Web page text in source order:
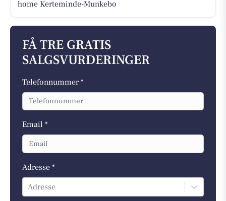
home Kerteminde-Munkebo
FÅ TRE GRATIS
SALGSVURDERINGER
Telefonnummer *
Email *
Adresse *
Adresse